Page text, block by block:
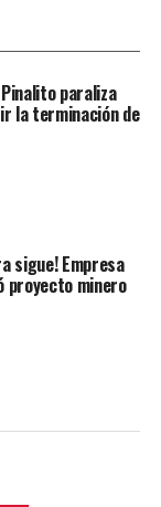
paraliza
la terminación de
sigue! Empresa
proyecto minero